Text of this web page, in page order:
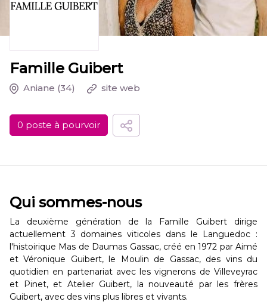
Famille Guibert
Aniane (34) site web
0 poste à pourvoir
Qui sommes-nous
La deuxième génération de la Famille Guibert dirige
actuellement 3 domaines viticoles dans le Languedoc :
l'histoirique Mas de Daumas Gassac, créé en 1972 par Aimé
et Véronique Guibert, le Moulin de Gassac, des vins du
quotidien en partenariat avec les vignerons de Villeveyrac
et Pinet, et Atelier Guibert, la nouveauté par les frères
Guibert, avec des vins plus libres et vivants.